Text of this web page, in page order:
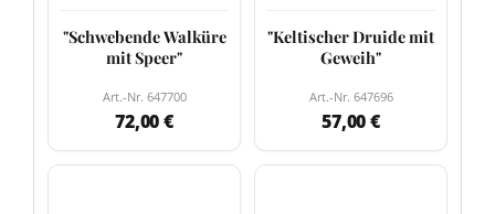
"Schwebende Walküre
mit Speer"
Art.-Nr. 647700
72,00 €
"Keltischer Druide mit
Geweih"
Art.-Nr. 647696
57,00 €